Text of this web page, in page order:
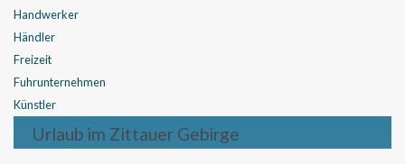
Handwerker
Händler
Freizeit
Fuhrunternehmen
Künstler
Urlaub im Zittauer Gebirge